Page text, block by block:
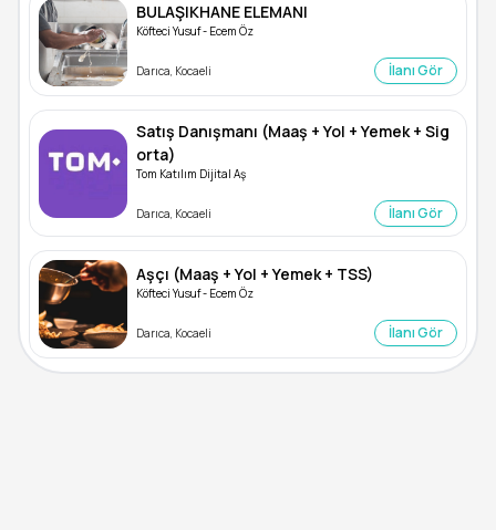
BULAŞIKHANE ELEMANI
Köfteci Yusuf - Ecem Öz
Darıca, Kocaeli İlanı Gör
Satış Danışmanı (Maaş + Yol + Yemek + Sig
orta)
Tom Katılım Dijital Aş
Darıca, Kocaeli İlanı Gör
Aşçı (Maaş + Yol + Yemek + TSS)
Köfteci Yusuf - Ecem Öz
Darıca, Kocaeli İlanı Gör